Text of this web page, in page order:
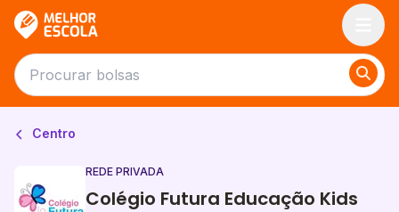
Centro
REDE PRIVADA
Colégio Futura Educação Kids